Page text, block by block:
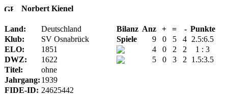
Norbert Kienel
Land: Deutschland Bilanz Anz + = - Punkte
Klub:
SV Osnabrück Spiele 9 0 5 4 2.5:6.5
ELO:
1851 4 0 2 2
1 : 3
DWZ:
1622 5 0 3 2
1.5:3.5
Titel:
ohne
Jahrgang: 1939
FIDE-ID: 24625442